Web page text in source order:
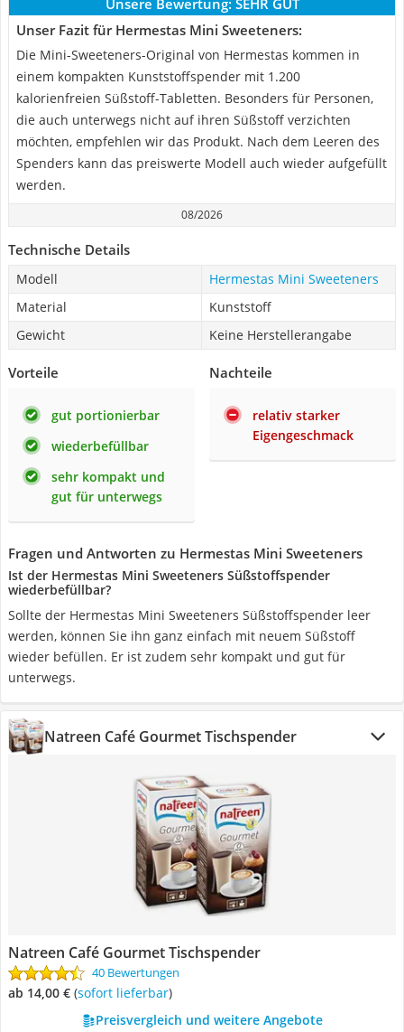
Unsere Bewertung: SEHR GUT
Unser Fazit für Hermestas Mini Sweeteners:
Die Mini-Sweeteners-Original von Hermestas kommen in
einem kompakten Kunststoffspender mit 1.200
kalorienfreien Süßstoff-Tabletten. Besonders für Personen,
die auch unterwegs nicht auf ihren Süßstoff verzichten
möchten, empfehlen wir das Produkt. Nach dem Leeren des
Spenders kann das preiswerte Modell auch wieder aufgefüllt
werden.
08/2026
Technische Details
Modell
Hermestas Mini Sweeteners
Material
Kunststoff
Gewicht
Keine Herstellerangabe
Vorteile
gut portionierbar
wiederbefüllbar
sehr kompakt und
gut für unterwegs
Nachteile
relativ starker
Eigengeschmack
Fragen und Antworten zu Hermestas Mini Sweeteners
Ist der Hermestas Mini Sweeteners Süßstoffspender
wiederbefüllbar?
Sollte der Hermestas Mini Sweeteners Süßstoffspender leer
werden, können Sie ihn ganz einfach mit neuem Süßstoff
wieder befüllen. Er ist zudem sehr kompakt und gut für
unterwegs.
Natreen Café Gourmet Tischspender
Natreen Café Gourmet Tischspender
40 Bewertungen
ab 14,00 € ( Sofort lieferbar)
Preisvergleich und weitere Angebote